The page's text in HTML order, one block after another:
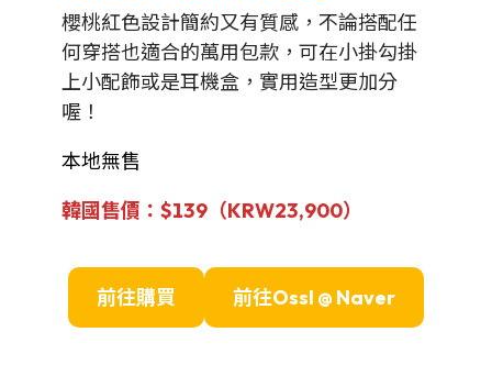
櫻桃紅色設計簡約又有質感，不論搭配任
何穿搭也適合的萬用包款，可在小掛勾掛
上小配飾或是耳機盒，實用造型更加分
喔！
本地無售
韓國售價：$139（KRW23,900）
前往購買 前往Ossl @ Naver